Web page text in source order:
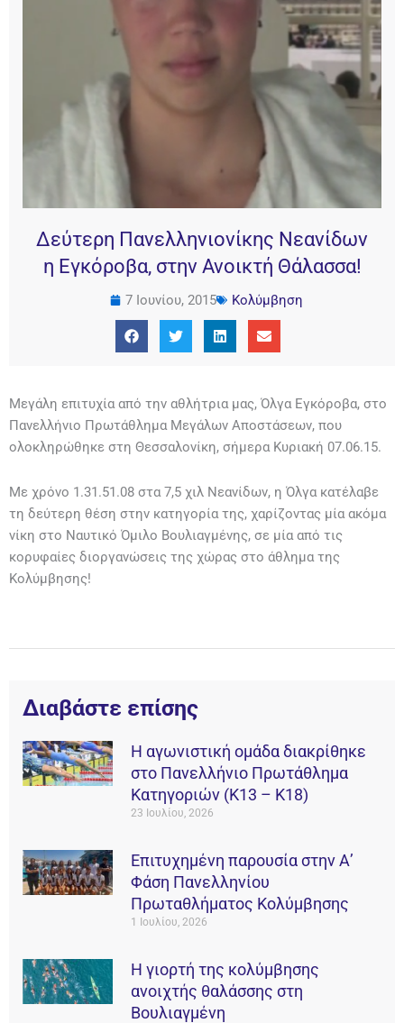
Δεύτερη Πανελληνιονίκης Νεανίδων
η Εγκόροβα, στην Ανοικτή Θάλασσα!
7 Ιουνίου, 2015 Κολύμβηση
Μεγάλη επιτυχία από την αθλήτρια μας, Όλγα Εγκόροβα, στο
Πανελλήνιο Πρωτάθλημα Μεγάλων Αποστάσεων, που
ολοκληρώθηκε στη Θεσσαλονίκη, σήμερα Κυριακή 07.06.15.
Με χρόνο 1.31.51.08 στα 7,5 χιλ Νεανίδων, η Όλγα κατέλαβε
τη δεύτερη θέση στην κατηγορία της, χαρίζοντας μία ακόμα
νίκη στο Ναυτικό Όμιλο Βουλιαγμένης, σε μία από τις
κορυφαίες διοργανώσεις της χώρας στο άθλημα της
Κολύμβησης!
Διαβάστε επίσης
Η αγωνιστική ομάδα διακρίθηκε
στο Πανελλήνιο Πρωτάθλημα
Κατηγοριών (Κ13 – Κ18)
23 Ιουλίου, 2026
Επιτυχημένη παρουσία στην Α’
Φάση Πανελληνίου
Πρωταθλήματος Κολύμβησης
1 Ιουλίου, 2026
Η γιορτή της κολύμβησης
ανοιχτής θαλάσσης στη
Βουλιαγμένη